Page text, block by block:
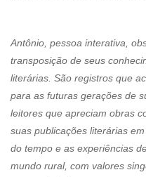
Antônio, pessoa interativa,
transposição de seus
literárias. São registros que
para as futuras gerações de
leitores que apreciam obras
suas publicações literárias
do tempo e as experiências
mundo rural, com valores